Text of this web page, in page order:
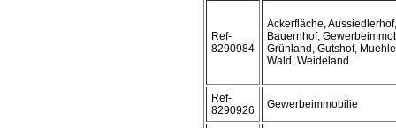
Ref-
8290984
Ackerfläche, Aussiedlerhof,
Bauernhof,
Grünland, Gutshof,
Wald, Weideland
Ref-
8290926
Gewerbeimmobilie